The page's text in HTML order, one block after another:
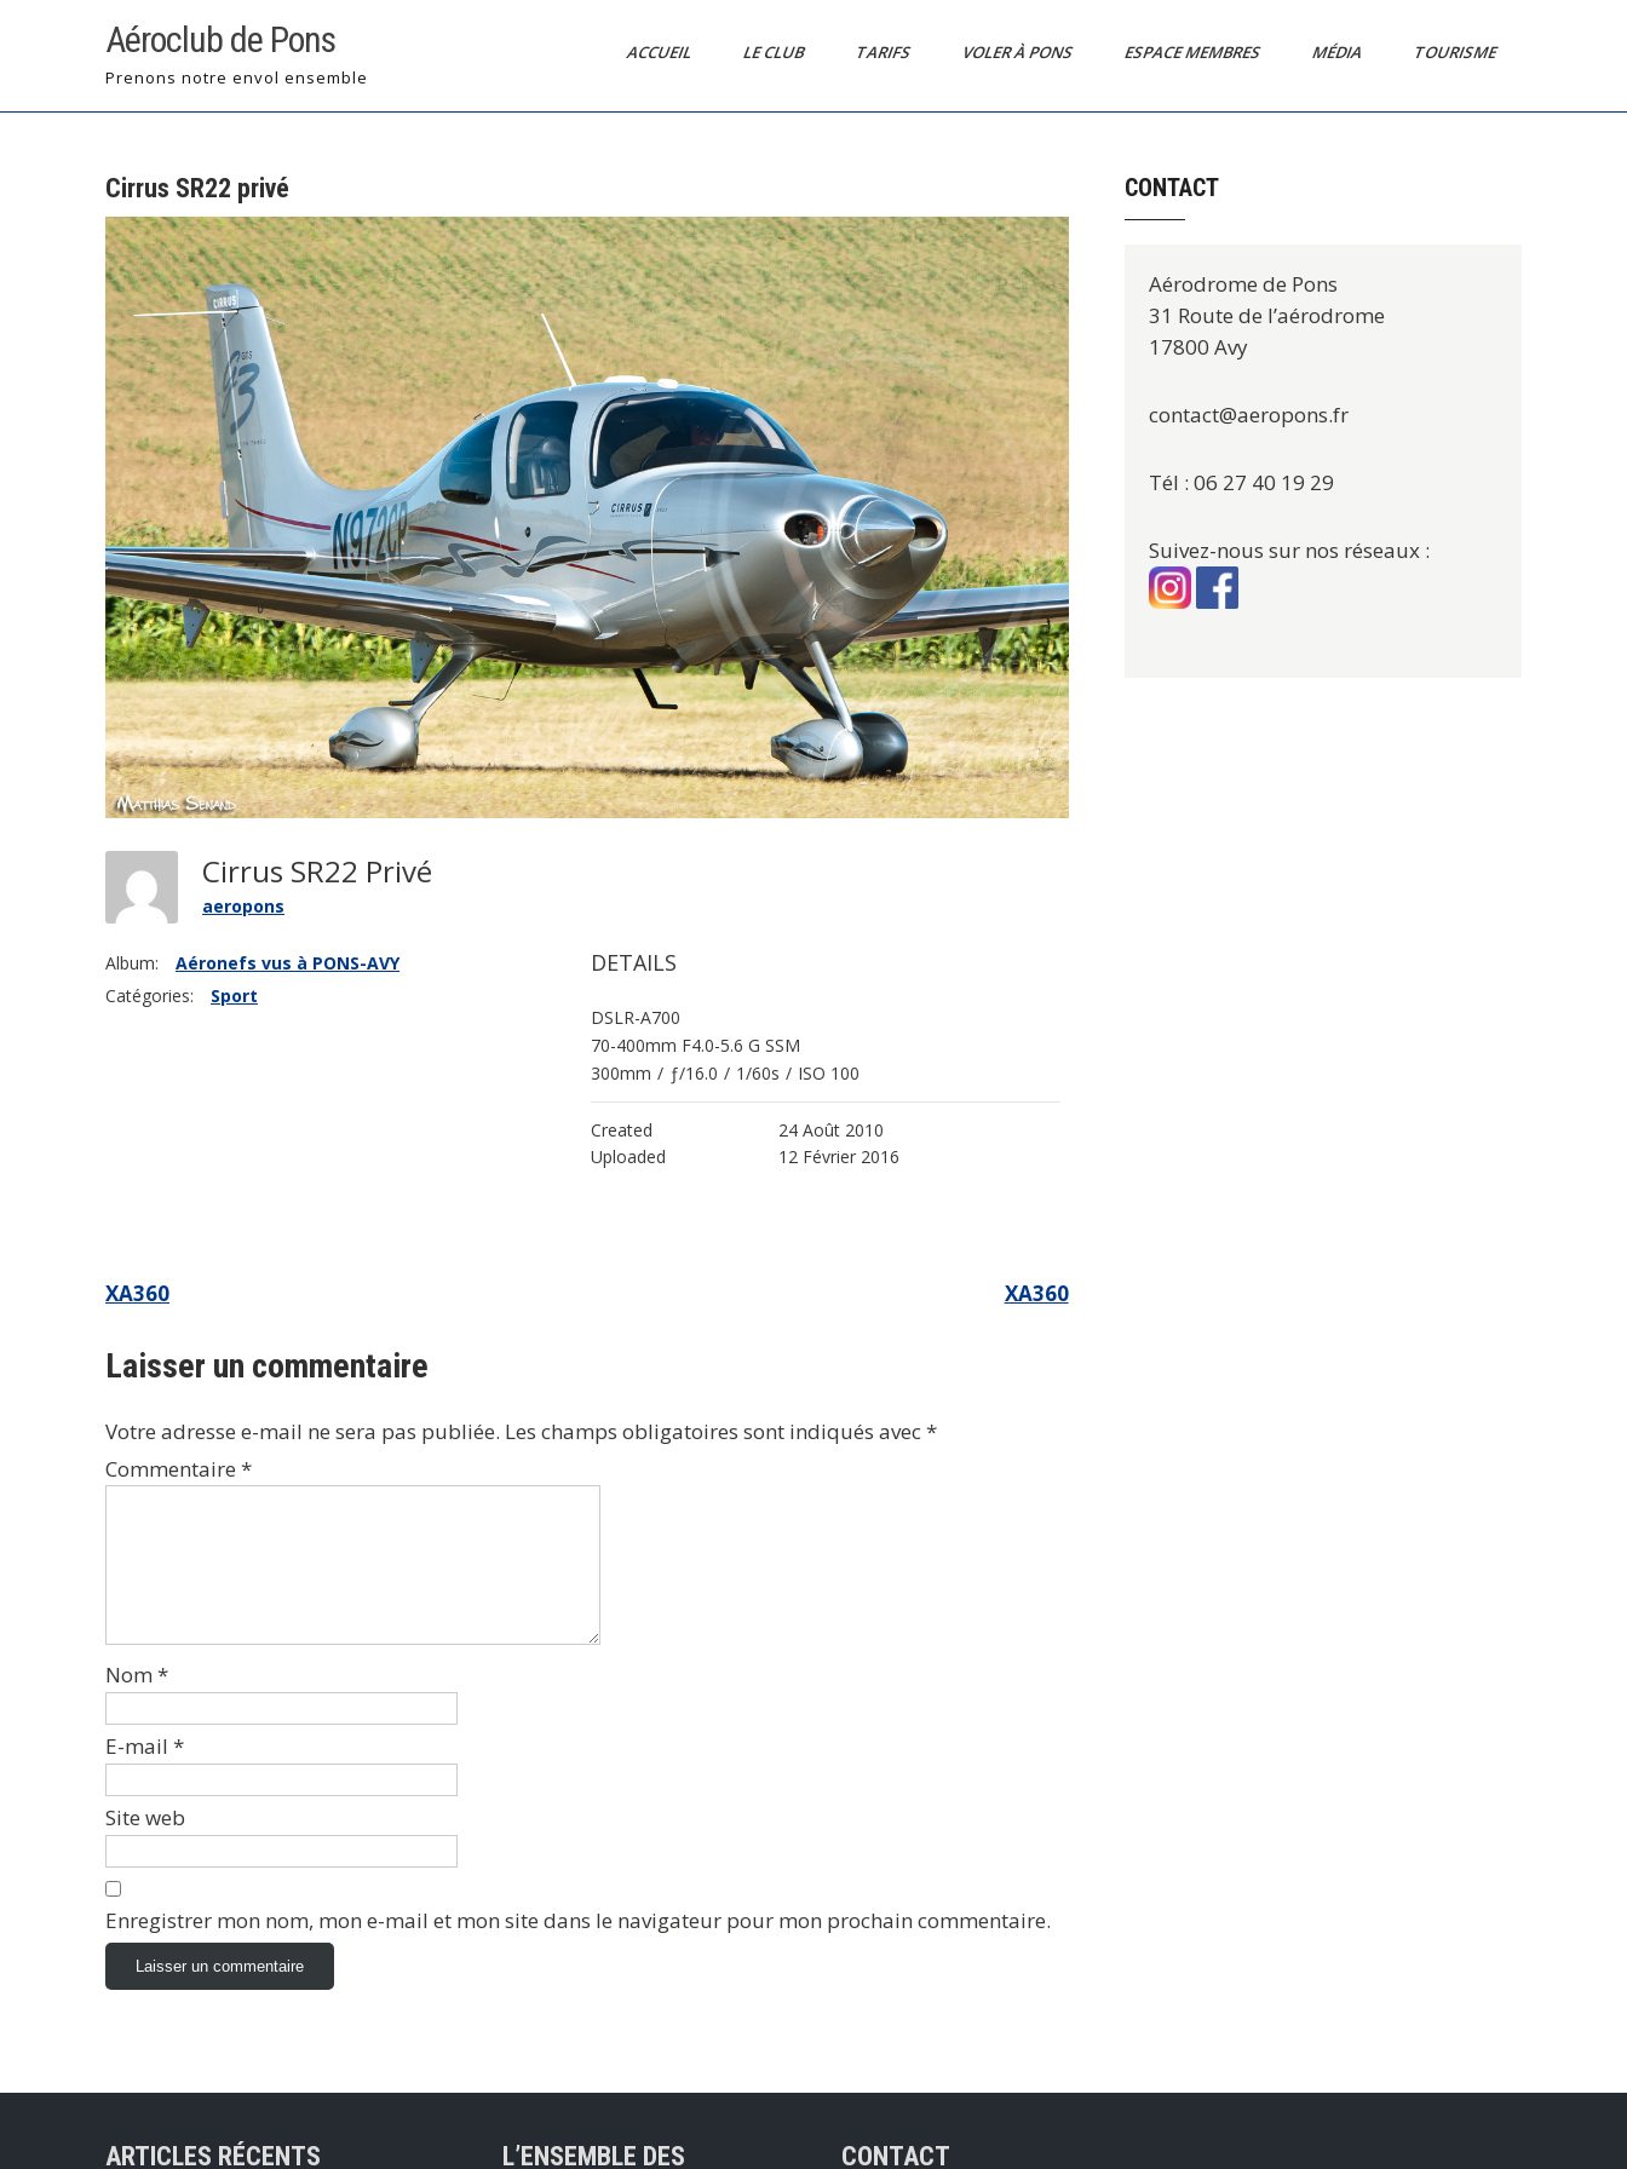
Aéroclub de Pons
Prenons notre envol ensemble
ACCUEIL LE CLUB TARIFS VOLER À PONS ESPACE MEMBRES MÉDIA TOURISME
Cirrus SR22 privé
Cirrus SR22 Privé
aeropons
Album:
Aéronefs vus à PONS-AVY
Catégories:
Sport
DETAILS
DSLR-A700
70-400mm F4.0-5.6 G SSM
300mm / ƒ/16.0 / 1/60s / ISO 100
Created
24 Août 2010
Uploaded
12 Février 2016
Navigation
l’article
XA360 XA360
Laisser un commentaire
Votre adresse e-mail ne sera pas publiée. Les champs obligatoires sont indiqués avec*
Commentaire *
Nom *
E-mail *
Site web
Enregistrer mon nom, mon e-mail et mon site dans le navigateur pour mon prochain commentaire.
CONTACT
Aérodrome de Pons
31 Route de l’aérodrome
17800 Avy
contact@aeropons.fr
Tél : 06 27 40 19 29
Suivez-nous sur nos réseaux :
ARTICLES RÉCENTS L’ENSEMBLE DES CONTACT